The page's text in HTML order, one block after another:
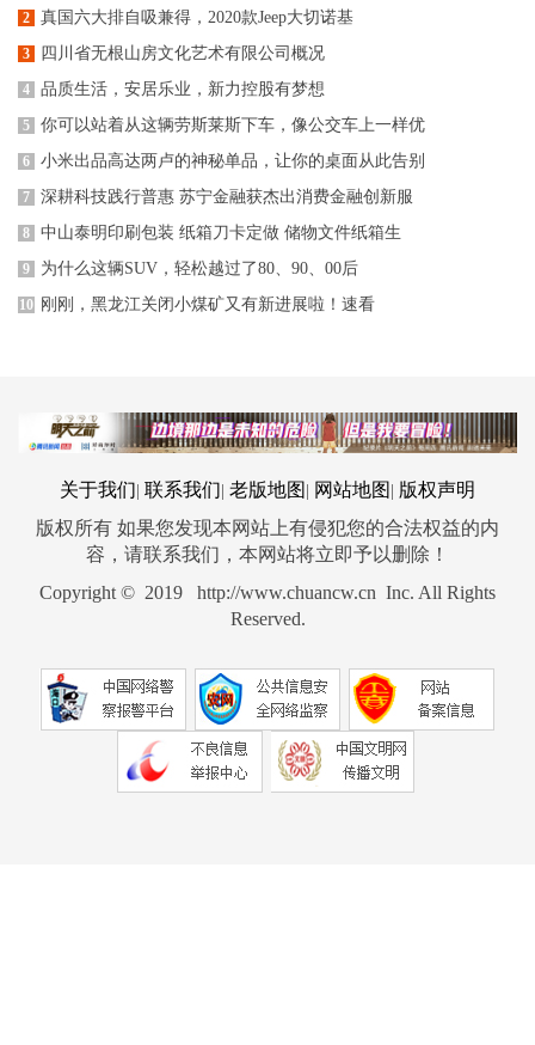
2 真国六大排自吸兼得，2020款Jeep大切诺基
3 四川省无根山房文化艺术有限公司概况
4 品质生活，安居乐业，新力控股有梦想
5 你可以站着从这辆劳斯莱斯下车，像公交车上一样优
6 小米出品高达两卢的神秘单品，让你的桌面从此告别
7 深耕科技践行普惠 苏宁金融获杰出消费金融创新服
8 中山泰明印刷包装 纸箱刀卡定做 储物文件纸箱生
9 为什么这辆SUV，轻松越过了80、90、00后
10 刚刚，黑龙江关闭小煤矿又有新进展啦！速看
关于我们 联系我们 老版地图 网站地图
版权声明
版权所有 如果您发现本网站上有侵犯您的合法权益的内
容，请联系我们，本网站将立即予以删除！
Copyright © 2019 http://www.chuancw.cn Inc. All Rights
Reserved.